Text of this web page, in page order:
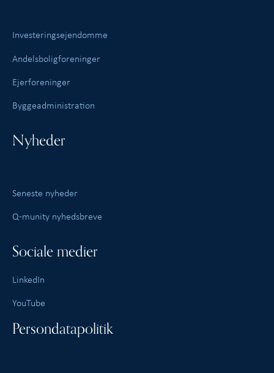
Investeringsejendomme
Andelsboligforeninger
Ejerforeninger
Byggeadministration
Nyheder
Seneste nyheder
Q-munity nyhedsbreve
Sociale medier
LinkedIn
YouTube
Persondatapolitik